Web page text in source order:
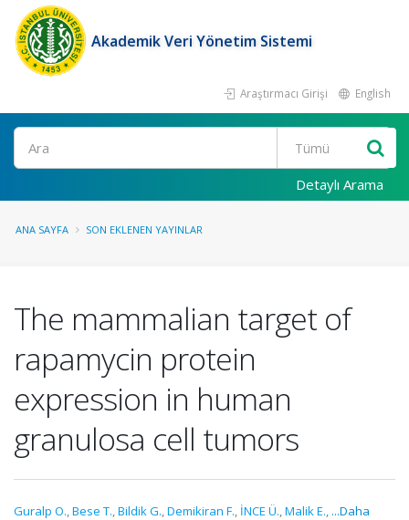
Akademik Veri Yönetim Sistemi
Araştırmacı Girişi English
Ara
Detaylı Arama
ANA SAYFA SON EKLENEN YAYINLAR
The mammalian target of
rapamycin protein
expression in human
granulosa cell tumors
Guralp O.,Bese T.,Bildik G.,Demikiran F., İNCE Ü.,Malik E., ...Daha